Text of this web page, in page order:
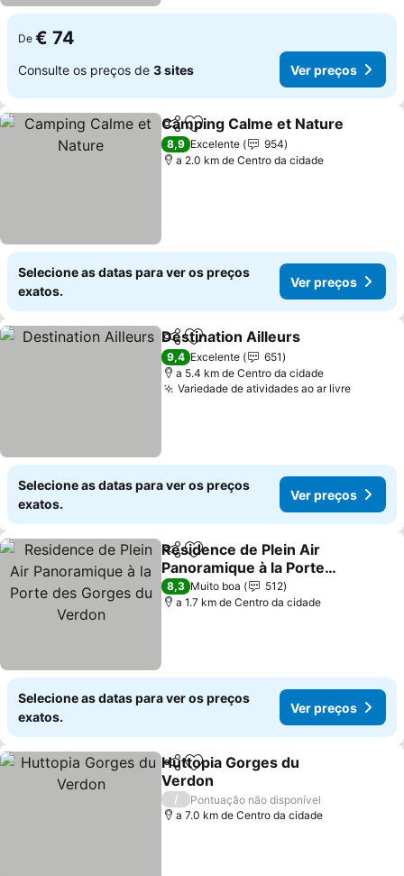
De € 74
Consulte os preços de 3 sites Ver preços
PartilharAdicionar aos favoritos
Camping Calme et Nature
8,9 Excelente
954
a 2.0 km de Centro da cidade
Selecione as datas para ver os preços
exatos.
Ver preços
PartilharAdicionar aos favoritos
Destination Ailleurs
9,4 Excelente
651
a 5.4 km de Centro da cidade
Variedade de atividades ao ar livreVer
Selecione as datas para ver os preços
exatos.
Ver preços
PartilharAdicionar aos favoritos
Residence de Plein Air
Panoramique à la Porte
des Gorges du Verdon
Ver preços
8,3 Muito boa
512
a 1.7 km de Centro da cidade
Selecione as datas para ver os preços
exatos.
Ver preços
PartilharAdicionar aos favoritos
Huttopia Gorges du
Verdon
Ver preços
/
Pontuação não disponível
a 7.0 km de Centro da cidade